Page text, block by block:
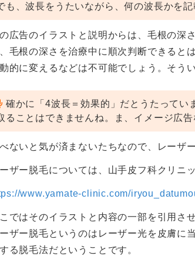
も、波長をうたいながら、何の波長かを
広告のイラストと説明からは、毛根の深
毛根の深さを治療中に順次判断できると
的に変えるなどは不可能でしょう。そう
確かに「4波長＝効果的」だとうたってい
ることはできませんね。ま、イメージ広告
ないと気が済まないたちなので、レーザ
ザー脱毛については、山手皮フ科クリニ
www.yamate-clinic.com/
ではそのイラストと内容の一部を引用さ
ザー脱毛というのはレーザー光を皮膚に
る脱毛法だということです。